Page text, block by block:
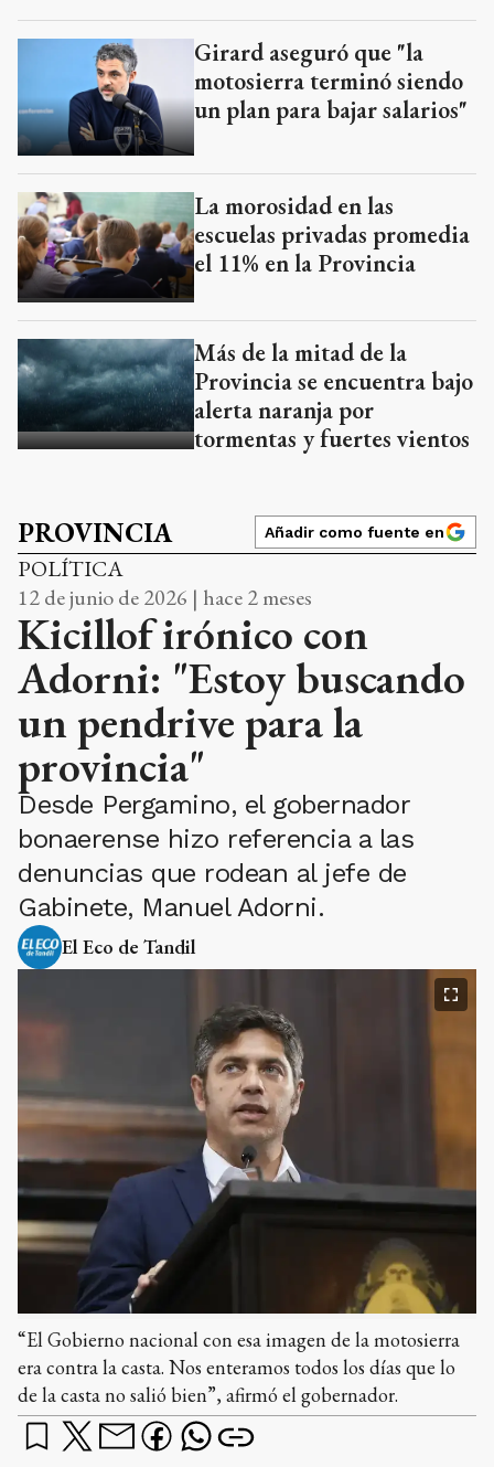
Girard aseguró que "la
motosierra terminó siendo
un plan para bajar salarios"
La morosidad en las
escuelas privadas promedia
el 11% en la Provincia
Más de la mitad de la
Provincia se encuentra bajo
alerta naranja por
tormentas y fuertes vientos
PROVINCIA Añadir como fuente en
POLÍTICA
12 de junio de 2026 | hace 2 meses
Kicillof irónico con
Adorni: "Estoy buscando
un pendrive para la
provincia"
Desde Pergamino, el gobernador
bonaerense hizo referencia a las
denuncias que rodean al jefe de
Gabinete, Manuel Adorni.
El Eco de Tandil
“El Gobierno nacional con esa imagen de la motosierra
era contra la casta. Nos enteramos todos los días que lo
de la casta no salió bien”, afirmó el gobernador.